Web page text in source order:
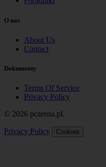
O nas
About Us
Contact
Dokumenty
Terms Of Service
Privacy Policy
© 2026 pcarena.pl.
Privacy Policy Cookies